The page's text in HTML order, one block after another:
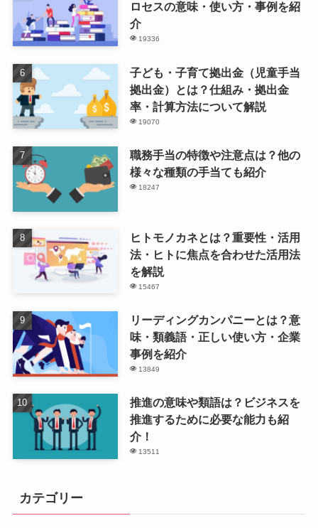
ロセスの意味・使い方・事例を紹
介
19336
子ども・子育て拠出金（児童手当
拠出金）とは？仕組み・拠出金
率・計算方法について解説
19070
職務手当の特徴や注意点は？他の
様々な種類の手当ても紹介
18247
ヒトモノカネとは？重要性・活用
法・ヒトに焦点を合わせた活用法
を解説
15467
リーディングカンパニーとは？意
味・類義語・正しい使い方・企業
事例を紹介
13849
推進の意味や類語は？ビジネスを
推進するために必要な能力も紹
介！
13511
カテゴリー